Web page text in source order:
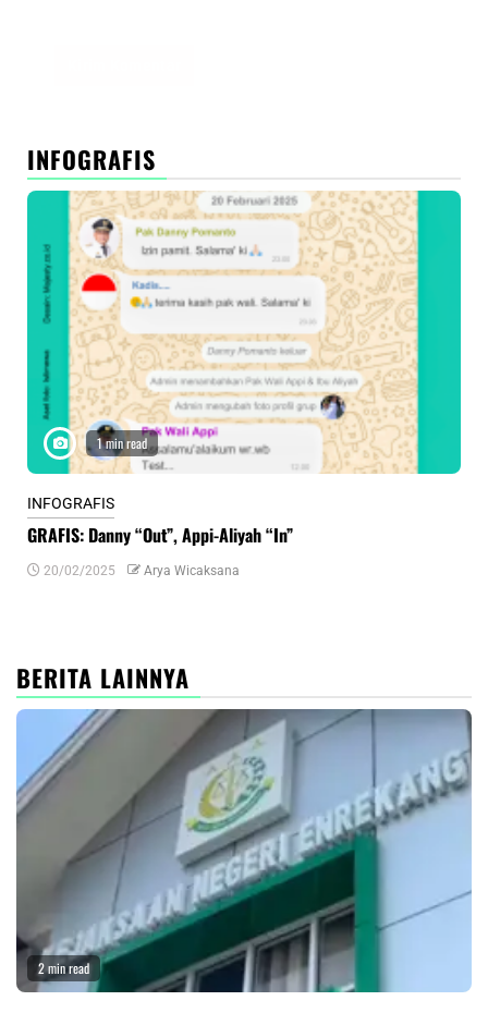
INFOGRAFIS
1 min read
INFOGRAFIS
GRAFIS: Danny “Out”, Appi-Aliyah “In”
20/02/2025 Arya Wicaksana
BERITA LAINNYA
2 min read